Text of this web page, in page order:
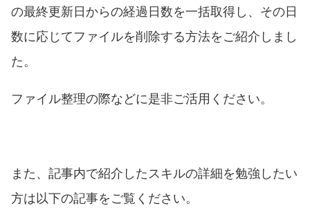
の最終更新日からの経過日数を一括取得し、その日
数に応じてファイルを削除する方法をご紹介しまし
た。
ファイル整理の際などに是非ご活用ください。
また、記事内で紹介したスキルの詳細を勉強したい
方は以下の記事をご覧ください。